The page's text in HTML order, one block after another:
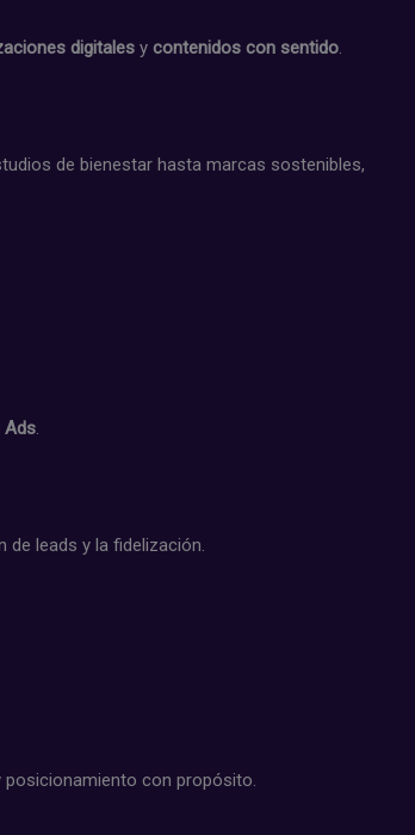
digitales y contenidos con sentido.
de bienestar hasta marcas sostenibles,
Ads.
de leads y la fidelización.
con propósito.